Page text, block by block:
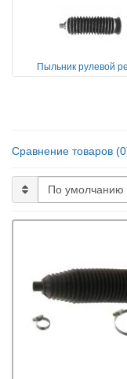
Пыльник рулевой
Сравнение товаров